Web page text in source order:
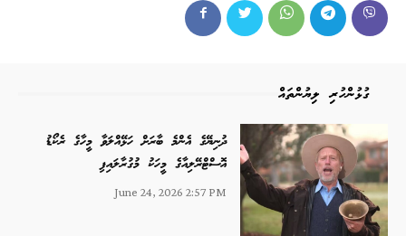
ގުޅުންހުރި ލިޔުންތައް
ދުނިޔޭގެ އެންމެ ބާރަށް ހަޅޭއްލަވާ މީހާގެ ރެކޯޑު
އޮސްޓްރޭލިއާގެ މީހަކު މުގުރާލައިފި
June 24, 2026 2:57 PM